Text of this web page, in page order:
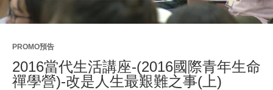
Video
PROMO預告
2016當代生活講座-(2016國際青年生命
禪學營)-改是人生最艱難之事(上)